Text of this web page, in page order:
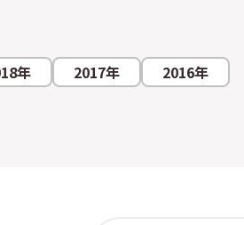
年 2017年
2016年